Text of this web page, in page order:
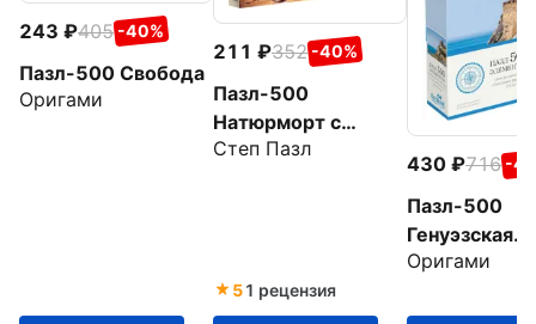
243 405 -40%
Пазл-500 Свобода
Оригами
211 352 -40%
Пазл-500
Натюрморт с
крыжовником
Степ Пазл
51 рецензия
430 716 -
Пазл-500
Генуэзская
крепость
Оригами